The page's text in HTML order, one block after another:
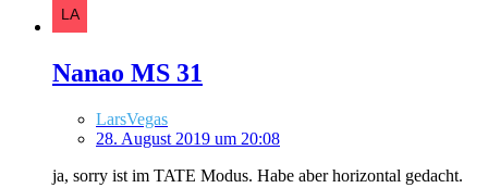
Nanao MS 31
LarsVegas
28. August 2019 um 20:08
ja, sorry ist im TATE Modus. Habe aber horizontal gedacht.